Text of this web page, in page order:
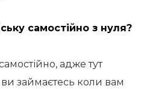
самостійно з нуля?
адже тут
ви займаєтесь коли вам